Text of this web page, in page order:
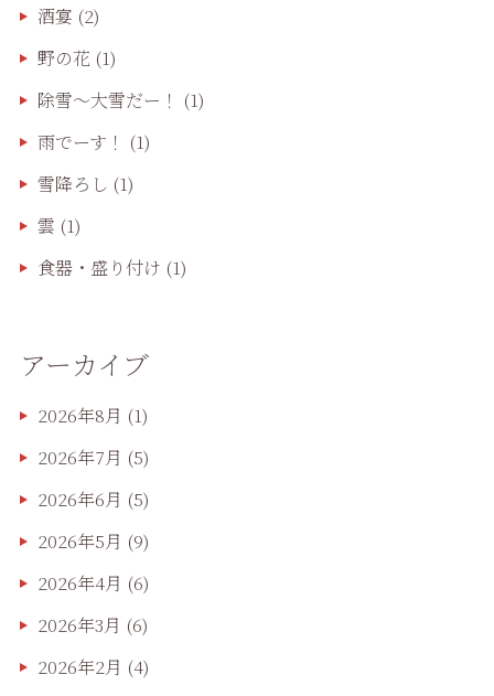
酒宴 (2)
野の花 (1)
除雪〜大雪だー！ (1)
雨でーす！ (1)
雪降ろし (1)
雲 (1)
食器・盛り付け (1)
アーカイブ
2026年8月 (1)
2026年7月 (5)
2026年6月 (5)
2026年5月 (9)
2026年4月 (6)
2026年3月 (6)
2026年2月 (4)